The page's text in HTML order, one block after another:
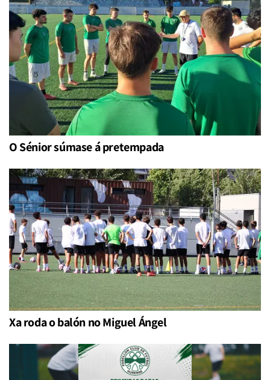
O Sénior súmase á pretempada
Xa roda o balón no Miguel Ángel